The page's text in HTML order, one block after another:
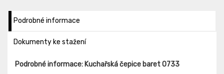
Podrobné informace
Dokumenty ke stažení
Podrobné informace: Kuchařská čepice baret 0733